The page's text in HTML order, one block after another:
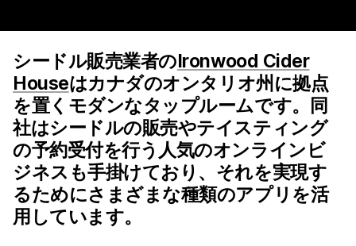
シードル販売業者のIronwood Cider
Houseはカナダのオンタリオ州に拠点
を置くモダンなタップルームです。同
社はシードルの販売やテイスティング
の予約受付を行う人気のオンラインビ
ジネスも手掛けており、それを実現す
るためにさまざまな種類のアプリを活
用しています。